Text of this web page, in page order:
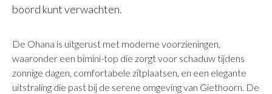
boord kunt verwachten.
De Ohana is uitgerust met moderne voorzieningen,
waaronder een bimini-top die zorgt voor schaduw tijdens
zonnige dagen, comfortabele zitplaatsen, en een elegante
uitstraling die past bij de serene omgeving van Giethoorn. De